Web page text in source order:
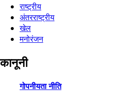
राष्ट्रीय
अंतरराष्ट्रीय
खेल
मनोरंजन
कानूनी
गोपनीयता नीति